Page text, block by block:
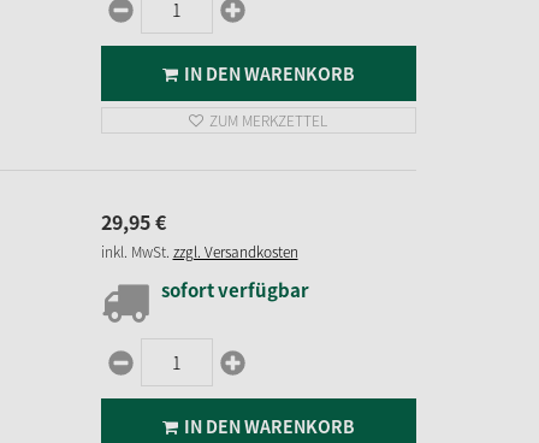
IN DEN WARENKORB
ZUM MERKZETTEL
29,95€
inkl. MwSt. zzgl. Versandkosten
sofort verfügbar
IN DEN WARENKORB